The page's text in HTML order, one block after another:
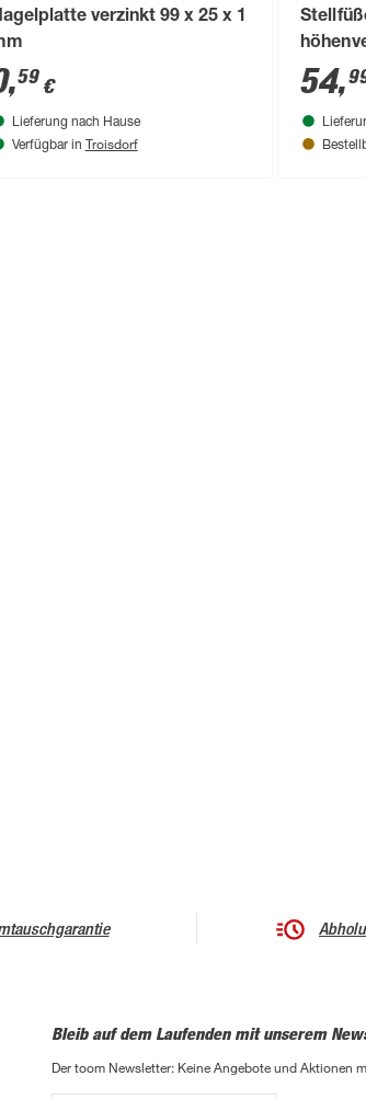
verzinkt 99 x 25 x 1
,59€
Lieferung nach Hause
Verfügbar in Troisdorf
54,
Bleib auf dem Laufenden mit unserem
Der toom Newsletter: Keine Angebote und Aktionen